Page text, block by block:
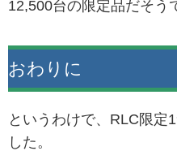
12,500台の限定品だそう
おわりに
というわけで、RLC限定
した。